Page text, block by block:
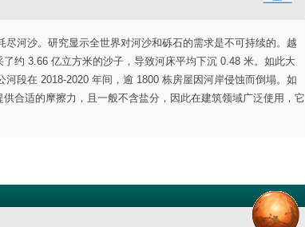
河沙。研究显示全世界对河沙和砾石的需求是不可持续的。越
约 3.66 亿立方米的沙子，导致河床平均下沉 0.48 米。如此大
段在 2018-2020 年间，逾 1800 栋房屋因河岸侵蚀而倒塌。如
合适的摩擦力，且一般不含盐分，因此在建筑领域广泛使用，它